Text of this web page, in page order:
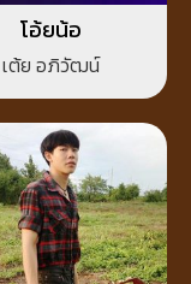
โอ้ยน้อ
เต้ย อภิวัฒน์